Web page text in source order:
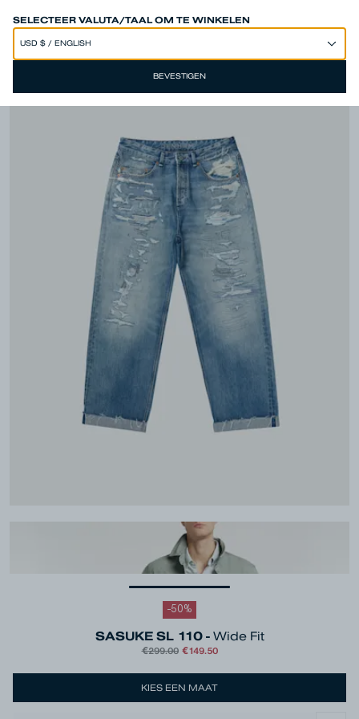
SELECTEER VALUTA/TAAL OM TE WINKELEN
BEVESTIGEN
SPEND 250€ OR MORE & GET EXTRA 10% OFF AT CHECKOUT
-50%
SASUKE SL 110 - Wide Fit
€299.00 €149.50
Kleur Blue
KIES EEN MAAT